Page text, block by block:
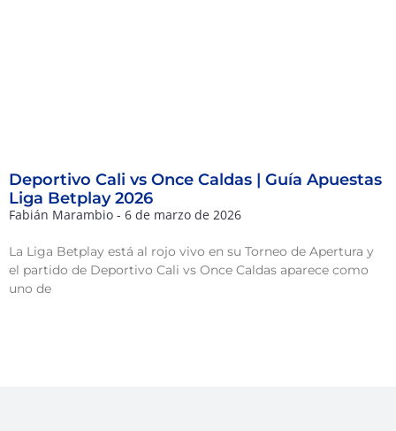
Deportivo Cali vs Once Caldas | Guía Apuestas
Liga Betplay 2026
Fabián Marambio 6 de marzo de 2026
La Liga Betplay está al rojo vivo en su Torneo de Apertura y
el partido de Deportivo Cali vs Once Caldas aparece como
uno de